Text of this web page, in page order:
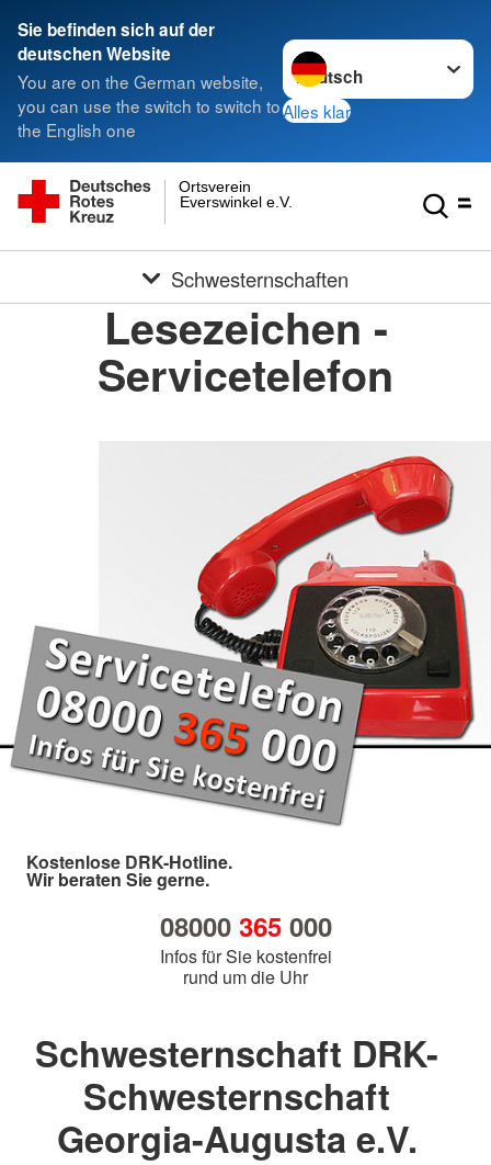
Sie befinden sich auf der
deutschen Website
You are on the German website,
you can use the switch to switch to
the English one
Sprache wechseln zu
Alles klar
Everswinkel e.V.
Ortsverein
Schwesternschaften
Lesezeichen -
Servicetelefon
Kostenlose DRK-Hotline.
Wir beraten Sie gerne.
08000 365000
Infos für Sie kostenfrei
rund um die Uhr
Schwesternschaft DRK-
Schwesternschaft
Georgia-Augusta e.V.